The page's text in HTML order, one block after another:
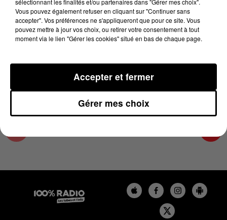
LES INFOS DU GRAND TOULOUSE DU
07/08/2025 À 17H59
Podcasts infos du grand Toulouse
sélectionnant les finalités et/ou partenaires dans "Gérer mes choix".
Vous pouvez également refuser en cliquant sur "Continuer sans
accepter". Vos préférences ne s'appliqueront que pour ce site. Vous
pouvez mettre à jour vos choix, ou retirer votre consentement à tout
moment via le lien "Gérer les cookies" situé en bas de chaque page.
Gérer mes choix
Accepter et fermer